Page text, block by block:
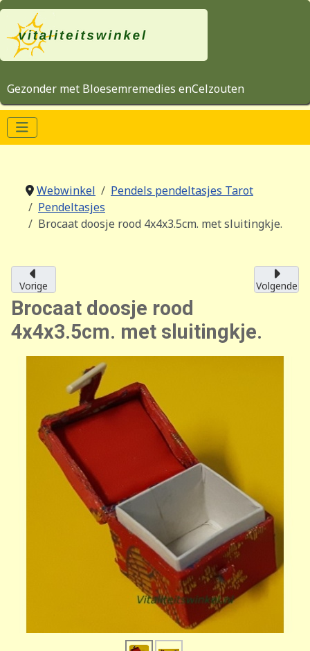
Gezonder met Bloesemremedies enCelzouten
Webwinkel
Pendels pendeltasjes Tarot
Pendeltasjes
Brocaat doosje rood 4x4x3.5cm. met sluitingkje.
Vorige Volgende
Brocaat doosje rood
4x4x3.5cm. met sluitingkje.